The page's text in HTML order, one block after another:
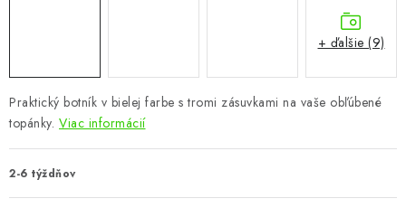
Kontakty Podmienky ochrany osobných údajov
Obchodné podmienky 2024
Praktický botník v bielej farbe s tromi zásuvkami na vaše obľúbené
topánky. Viac informácií
2-6 týždňov
+ ďalšie (9)